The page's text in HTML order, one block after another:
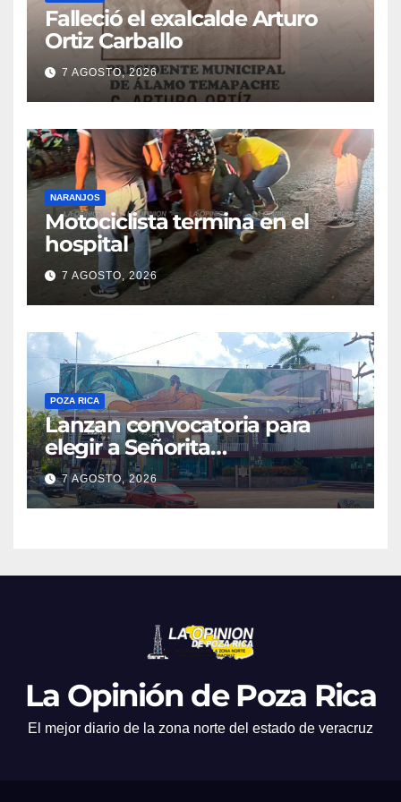
Falleció el exalcalde Arturo
Ortiz Carballo
7 AGOSTO, 2026
NARANJOS
Motociclista termina en el
hospital
7 AGOSTO, 2026
POZA RICA
Lanzan convocatoria para
elegir a Señorita
Independencia, Patria y
Libertad 2026
7 AGOSTO, 2026
La Opinión de Poza Rica
El mejor diario de la zona norte del estado de veracruz